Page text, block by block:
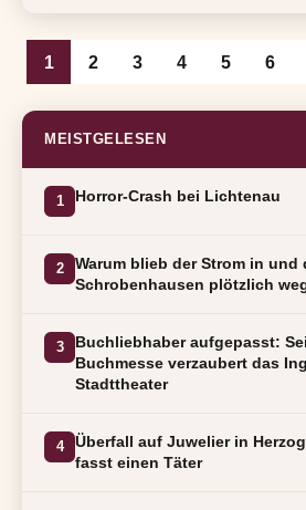
1 2 3 4 5 6
MEISTGELESEN
1 Horror-Crash bei Lichtenau
2
Warum blieb der Strom in und
Schrobenhausen plötzlich
3
Buchliebhaber aufgepasst:
Buchmesse verzaubert das
Stadttheater
4
Überfall auf Juwelier in
fasst einen Täter